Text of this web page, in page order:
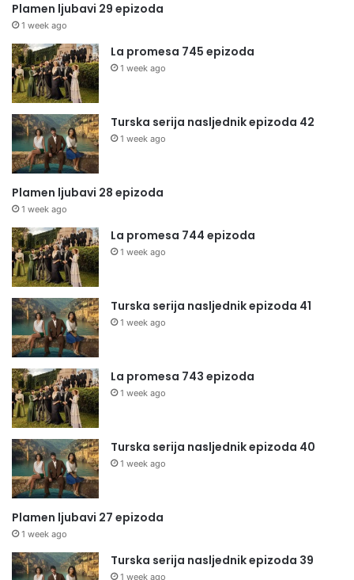
Plamen ljubavi 29 epizoda
1 week ago
La promesa 745 epizoda
1 week ago
Turska serija nasljednik epizoda 42
1 week ago
Plamen ljubavi 28 epizoda
1 week ago
La promesa 744 epizoda
1 week ago
Turska serija nasljednik epizoda 41
1 week ago
La promesa 743 epizoda
1 week ago
Turska serija nasljednik epizoda 40
1 week ago
Plamen ljubavi 27 epizoda
1 week ago
Turska serija nasljednik epizoda 39
1 week ago